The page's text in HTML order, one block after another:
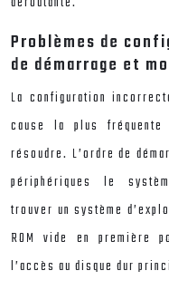
Problèmes de
de démarrage et
La configuration
cause la plus
résoudre. L’ordre de
périphériques le
trouver un système
ROM vide en première
l’accès au disque dur